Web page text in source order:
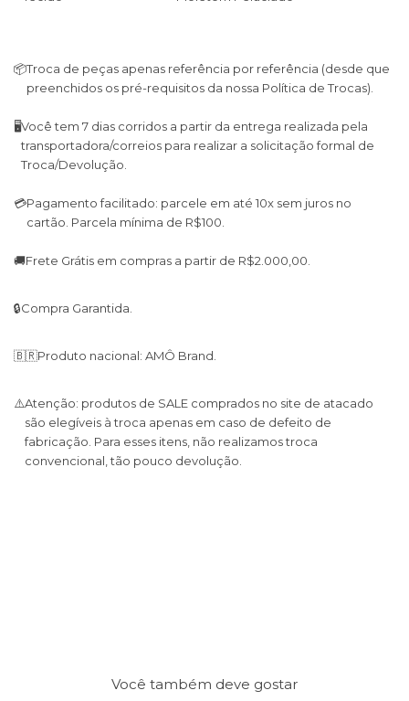
📦Troca de peças apenas referência por referência (desde que
preenchidos os pré-requisitos da nossa Política de Trocas).
🖥Você tem 7 dias corridos a partir da entrega realizada pela
transportadora/correios para realizar a solicitação formal de
Troca/Devolução.
💳Pagamento facilitado: parcele em até 10x sem juros no
cartão. Parcela mínima de R$100.
🚚Frete Grátis em compras a partir de R$2.000,00.
🔒Compra Garantida.
🇧🇷Produto nacional: AMÔ Brand.
⚠️Atenção: produtos de SALE comprados no site de atacado
são elegíveis à troca apenas em caso de defeito de
fabricação. Para esses itens, não realizamos troca
convencional, tão pouco devolução.
Você também deve gostar